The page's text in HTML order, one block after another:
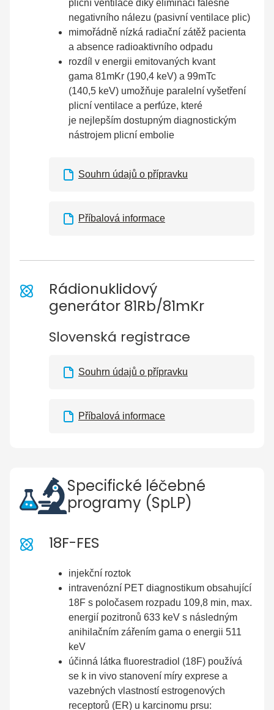
plicní ventilace díky eliminaci falešně
negativního nálezu (pasivní ventilace plic)
mimořádně nízká radiační zátěž pacienta
a absence radioaktivního odpadu
rozdíl v energii emitovaných kvant
gama 81mKr (190,4 keV) a 99mTc
(140,5 keV) umožňuje paralelní vyšetření
plicní ventilace a perfúze, které
je nejlepším dostupným diagnostickým
nástrojem plicní embolie
Souhrn údajů o přípravku
Příbalová informace
Rádionuklidový
generátor 81Rb/81mKr
Slovenská registrace
Souhrn údajů o přípravku
Příbalová informace
Specifické léčebné
programy (SpLP)
18F-FES
injekční roztok
intravenózní PET diagnostikum obsahující
18F s poločasem rozpadu 109,8 min, max.
energií pozitronů 633 keV s následným
anihilačním zářením gama o energii 511
keV
účinná látka fluorestradiol (18F) používá
se k in vivo stanovení míry exprese a
vazebných vlastností estrogenových
receptorů (ER) u karcinomu prsu: